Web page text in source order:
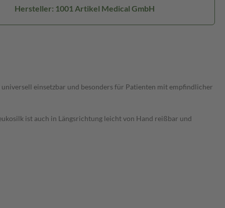
Hersteller: 1001 Artikel Medical GmbH
einsetzbar und besonders für Patienten mit empfindlicher
ist auch in Längsrichtung leicht von Hand reißbar und